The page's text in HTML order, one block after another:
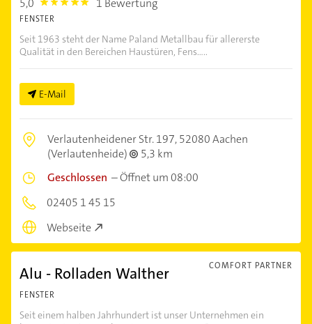
5,0 5.0 1 Bewertung
FENSTER
Seit 1963 steht der Name Paland Metallbau für allererste
Qualität in den Bereichen Haustüren, Fens.....
E-Mail
Verlautenheidener Str. 197,52080 Aachen
(Verlautenheide)
5,3 km
Geschlossen –Öffnet um 08:00
02405 1 45 15
Webseite
COMFORT PARTNER
Alu - Rolladen Walther
FENSTER
Seit einem halben Jahrhundert ist unser Unternehmen ein